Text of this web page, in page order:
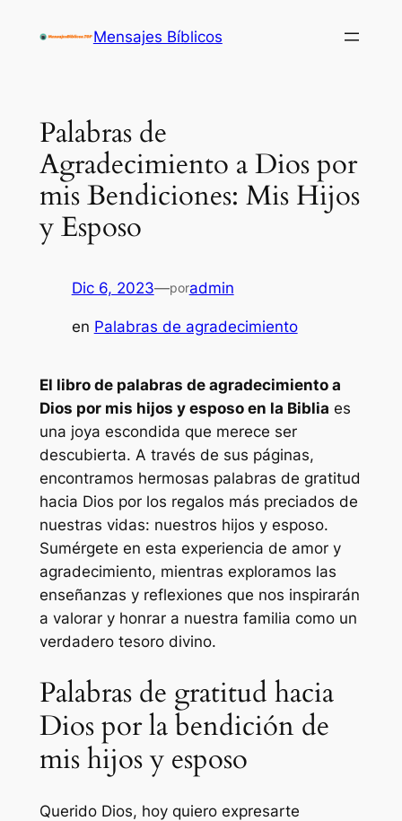
Mensajes Bíblicos
Palabras de
Agradecimiento a Dios por
mis Bendiciones: Mis Hijos
y Esposo
Dic 6, 2023—poradmin
en Palabras de agradecimiento
El libro de palabras de agradecimiento a
Dios por mis hijos y esposo en la Biblia es
una joya escondida que merece ser
descubierta. A través de sus páginas,
encontramos hermosas palabras de gratitud
hacia Dios por los regalos más preciados de
nuestras vidas: nuestros hijos y esposo.
Sumérgete en esta experiencia de amor y
agradecimiento, mientras exploramos las
enseñanzas y reflexiones que nos inspirarán
a valorar y honrar a nuestra familia como un
verdadero tesoro divino.
Palabras de gratitud hacia
Dios por la bendición de
mis hijos y esposo
Querido Dios, hoy quiero expresarte